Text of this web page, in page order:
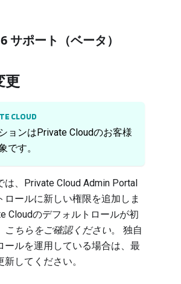
サポート（ベータ）
更
CLOUD
ョンはPrivate Cloudのお客様
です。
は、Private Cloud Admin Portal
ロールに新しい権限を追加しま
Cloudのデフォルトロールが初
こちら をご確認ください。 独自
ールを運用している場合は、最
してください。